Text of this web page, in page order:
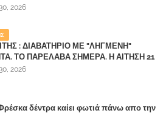
του τόπου τους από
2026
: ΔΙΑΒΑΤΗΡΙΟ ΜΕ "ΛΗΓΜΕΝΗ"
ΤΟ ΠΑΡΕΛΑΒΑ ΣΗΜΕΡΑ. Η ΑΙΤΗΣΗ 21
ΕΚΔΟΣΗ 23 ΙΟΥΛΙΟΥ
2026
δέντρα καίει φωτιά πάνω απο την